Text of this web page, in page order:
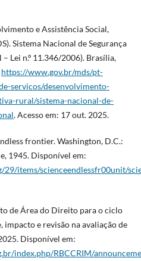
e Assistência Social,
Sistema Nacional de Segurança
Lei n.º 11.346/2006). Brasília,
https://www.gov.br/mds/pt-
servicos/desenvolvimento-
rural/sistema-nacional-de-
. Acesso em: 17 out. 2025.
frontier. Washington, D.C.:
1945. Disponível em:
29/items/scienceendlessfr00unit/
de Área do Direito para o ciclo
e revisão na avaliação de
Disponível em:
index.php/RBCCRIM/